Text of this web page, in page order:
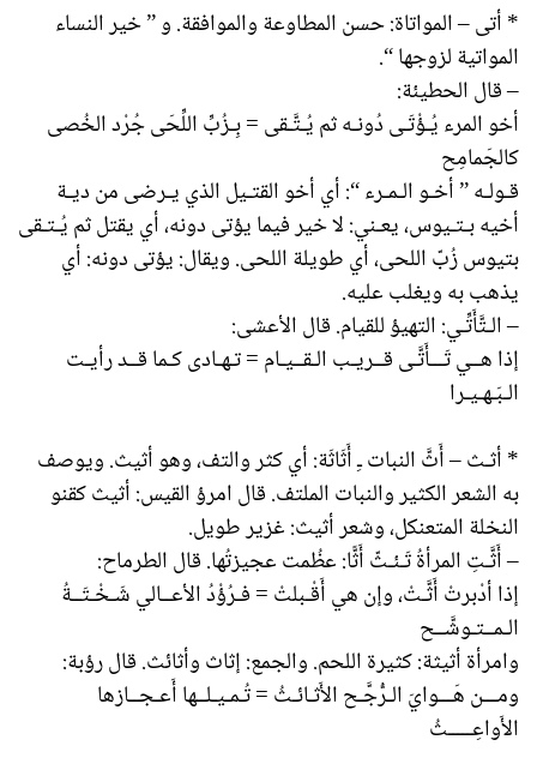
* أتى – المواتاة: حسن المطاوعة والموافقة. و ” خير النساء
المواتية لزوجها “.
– قال الحطيئة:
أخو المرء يُـؤْتَـى دُونـه ثم يُـتَّـقى = بِـزُبِّ اللِّحَى جُرْد الخُصى
كالجَمامِح
قـولـه ” أخـو الـمـرء “: أي أخو القتـيل الذي يـرضى من ديـة
أخيه بـتـيوس، يعـني: لا خير فيما يؤتى دونه، أي يقتل ثم يُـتـقى
بتيوس زُبّ اللحى، أي طويلة اللحى. ويقال: يؤتى دونه: أي
يذهب به ويغلب عليه.
– الـتَّأَتِّـي: التهيؤ للقيام. قال الأعشى:
إذا هــي تَـــأَتَّـى قــريـب الـقــيـام = تـهـادى كـما قــد رأيـت
الـبَـهـيـرا
* أثـث – أَثَّ النبات ـِ أَثَاثَة: أي كثر والتف، وهو أثيث. ويوصف
به الشعر الكثير والنبات الملتف. قال امرؤ القيس: أثيث كقنو
النخلة المتعنكل، وشعر أثيث: غزير طويل.
– أَثَّـتِ المرأةُ تَـئـثّ أَثًّا: عظُمت عجيزتُها. قال الطرماح:
إذا أدْبرتْ أَثَّـتْ، وإن هي أَقْـبلتْ = فـرُؤْدُ الأعــالي شَـخْـتَــةُ
الـمــتـوشَّــح
وامرأة أثيثة: كثيرة اللحم. والجمع: إثاث وأثائث. قال رؤبة:
ومـــن هَـــوايَ الـرُّجَّـح الأَثـائـثُ = تُـمـيـلــها أَعـجــازها
الأَواعِـــــثُ